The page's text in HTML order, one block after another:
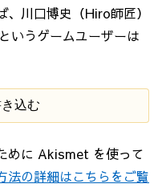
川口博史（Hiro師匠）
いうゲームユーザーは
込む
めに Akismet を使って
法の詳細はこちらをご覧